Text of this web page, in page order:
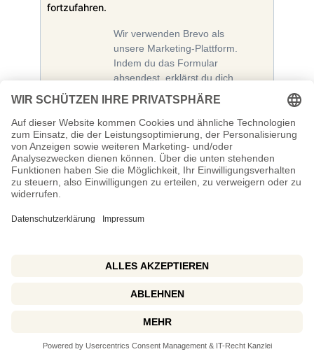
fortzufahren.
Wir verwenden Brevo als
unsere Marketing-Plattform.
Indem du das Formular
absendest, erklärst du dich
einverstanden, dass die von dir
angegebenen persönlichen
Informationen an Brevo zur
Bearbeitung übertragen werden
gemäß den
Datenschutzrichtlinien von
Brevo.